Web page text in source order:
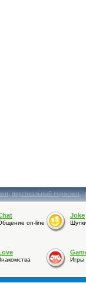
,персональный гороскоп,
on-line
Joke
Игры